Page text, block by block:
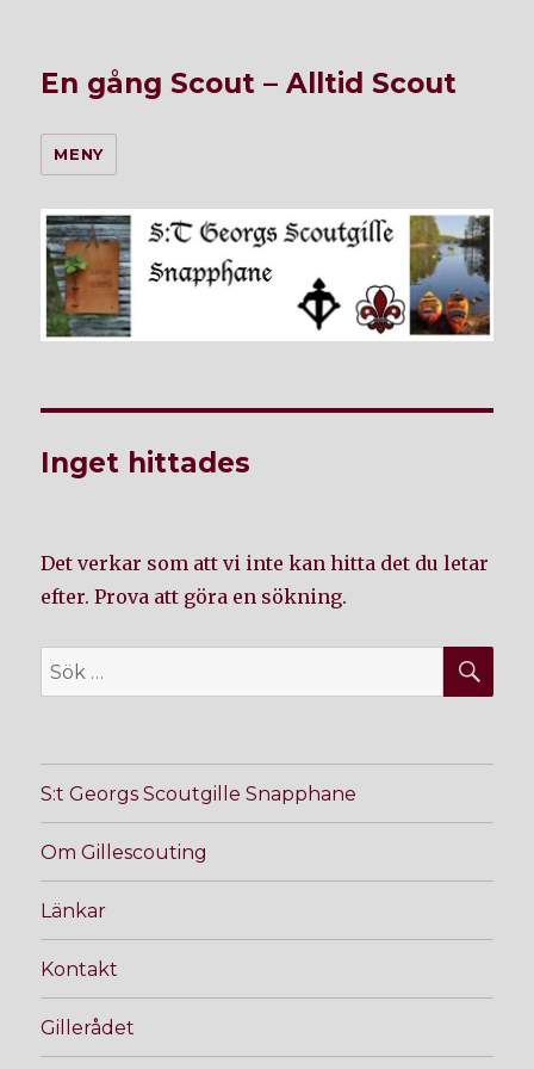
En gång Scout – Alltid Scout
MENY
Inget hittades
Det verkar som att vi inte kan hitta det du letar
efter. Prova att göra en sökning.
Sök
efter:
S:t Georgs Scoutgille Snapphane
Om Gillescouting
Länkar
Kontakt
Gillerådet